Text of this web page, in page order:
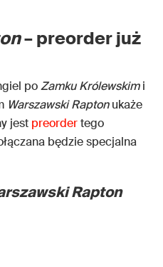
– preorder już
poZamku Królewskimi
Warszawski Raptonukaże
jest preordertego
będzie specjalna
Rapton